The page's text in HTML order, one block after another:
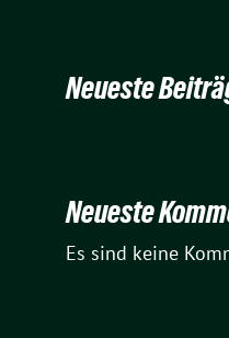
Neueste
Neueste
Es sind keine